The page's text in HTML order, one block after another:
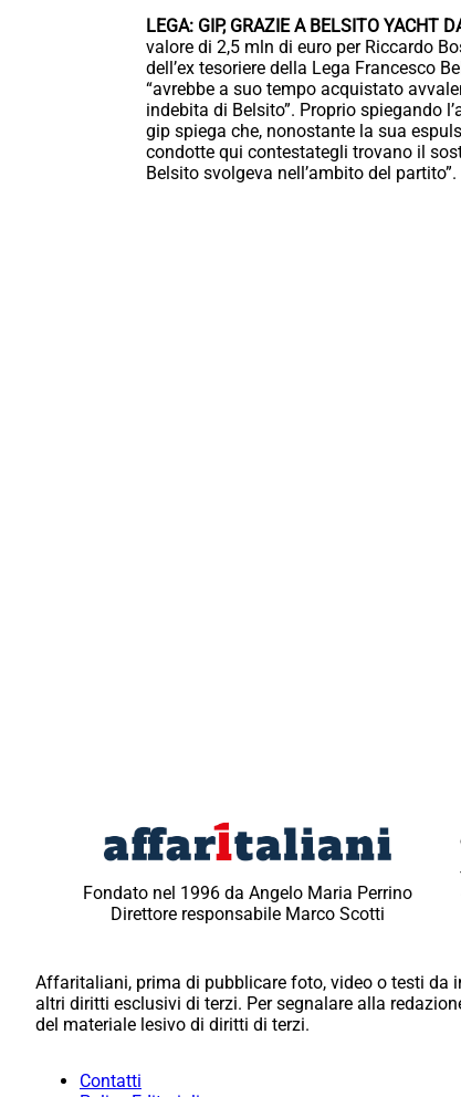
LEGA: GIP, GRAZIE A BELSITO YACHT
valore di 2,5 mln di euro per Riccardo
dell’ex tesoriere della Lega Francesco
“avrebbe a suo tempo acquistato
indebita di Belsito”. Proprio spiegando
gip spiega che, nonostante la sua
condotte qui contestategli trovano il
Belsito svolgeva nell’ambito del partito”.
Fondato nel 1996 da Angelo Maria Perrino
Direttore responsabile Marco Scotti
Affaritaliani, prima di pubblicare foto, video o testi da
altri diritti esclusivi di terzi. Per segnalare alla
del materiale lesivo di diritti di terzi.
Contatti